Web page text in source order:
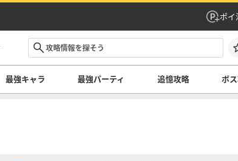
ポイ
最強キャラ 最強パーティ 追憶攻略 ボ